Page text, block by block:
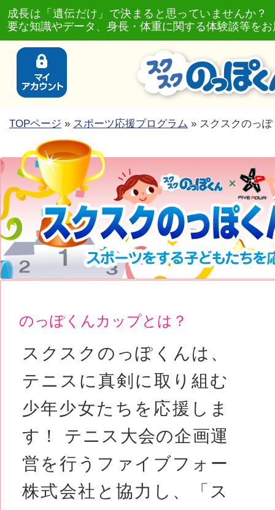
成長は「遺伝だけ」で決まると思っていませんか
要な知識やデータ、身長・体重に関する体験談等を
TOPページ » スポーツ応援プログラム » スクスクのっ
のっぽくんカップとは？
スクスクのっぽくんは、
テニスに真剣に取り組む
少年少女たちを応援しま
す！ テニス大会の企画運
営を行うファイブフォー
株式会社と協力し、「ス